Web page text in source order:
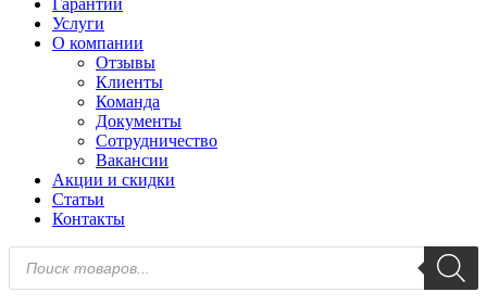
Услуги
О компании
Отзывы
Клиенты
Команда
Документы
Сотрудничество
Вакансии
Акции и скидки
Статьи
Контакты
Поиск
товаров